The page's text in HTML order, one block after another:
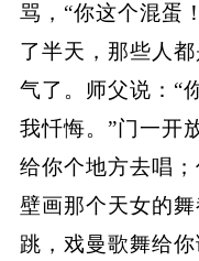
骂，“你这个混蛋
了半天，那些人
气了。师父说：“
我忏悔。”门一开
给你个地方去唱
壁画那个天女的
跳，戏曼歌舞给